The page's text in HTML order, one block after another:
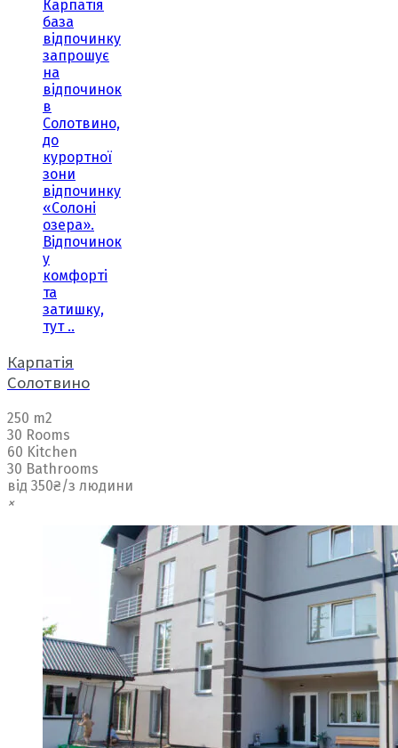
Карпатія
база
відпочинку
запрошує
на
відпочинок
в
Солотвино,
до
курортної
зони
відпочинку
«Солоні
озера».
Відпочинок
у
комфорті
та
затишку,
тут ..
Карпатія
Солотвино
250 m2
30 Rooms
60 Kitchen
30 Bathrooms
від 350₴/з людини
×